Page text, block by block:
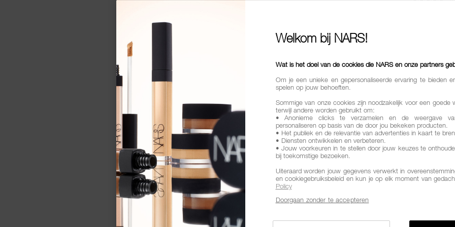
Finish
Dekking
Voordelen
dekking
Variaties
HUIDTINT
Welkom bij NARS!
Wat is het doel van de cookies die NARS en onze partners
Om je een unieke en gepersonaliseerde ervaring te bieden
spelen op jouw behoeften.
Sommige van onze cookies zijn noodzakelijk voor een goede
terwijl andere worden gebruikt om:
• Anonieme clicks te verzamelen en de weergave
personaliseren op basis van de door jou bekeken producten.
• Het publiek en de relevantie van advertenties in kaart te
• Diensten ontwikkelen en verbeteren.
• Jouw voorkeuren in te stellen door jouw keuzes te
bij toekomstige bezoeken.
Uiteraard worden jouw gegevens verwerkt in
en cookiegebruiksbeleid en kun je op elk moment van
Policy
Doorgaan zonder te accepteren